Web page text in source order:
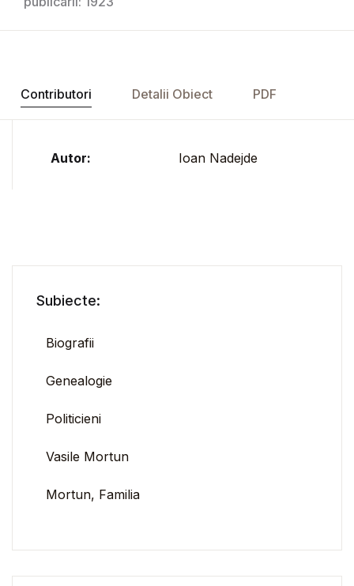
Contributori Detalii Obiect PDF
Autor: Ioan Nadejde
Subiecte:
Biografii
Genealogie
Politicieni
Vasile Mortun
Mortun, Familia